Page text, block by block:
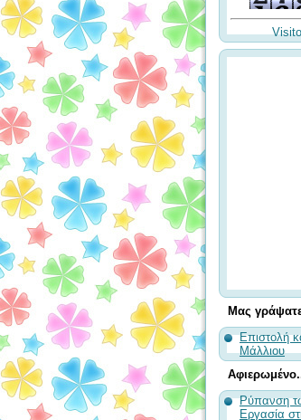
Μας
Επιστολή
Μάλλιου
Ρύπανση
Εργασία